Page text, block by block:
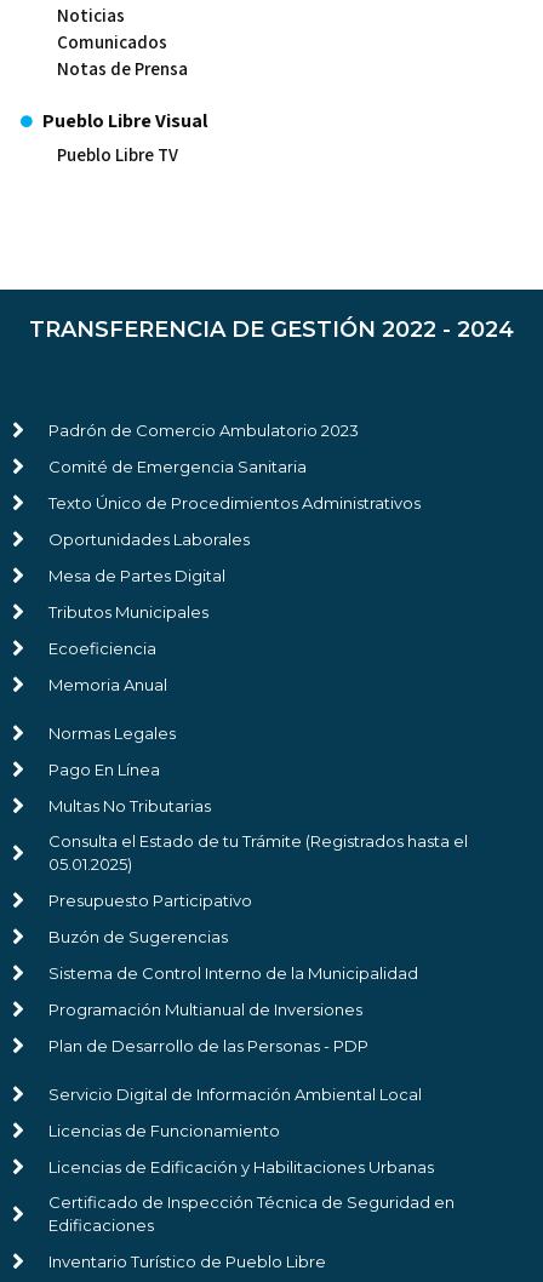
Noticias
Comunicados
Notas de Prensa
Pueblo Libre Visual
Pueblo Libre TV
TRANSFERENCIA DE GESTIÓN 2022 - 2024
Padrón de Comercio Ambulatorio 2023
Comité de Emergencia Sanitaria
Texto Único de Procedimientos Administrativos
Oportunidades Laborales
Mesa de Partes Digital
Tributos Municipales
Ecoeficiencia
Memoria Anual
Normas Legales
Pago En Línea
Multas No Tributarias
Consulta el Estado de tu Trámite (Registrados hasta el
05.01.2025)
Presupuesto Participativo
Buzón de Sugerencias
Sistema de Control Interno de la Municipalidad
Programación Multianual de Inversiones
Plan de Desarrollo de las Personas - PDP
Servicio Digital de Información Ambiental Local
Licencias de Funcionamiento
Licencias de Edificación y Habilitaciones Urbanas
Certificado de Inspección Técnica de Seguridad en
Edificaciones
Inventario Turístico de Pueblo Libre